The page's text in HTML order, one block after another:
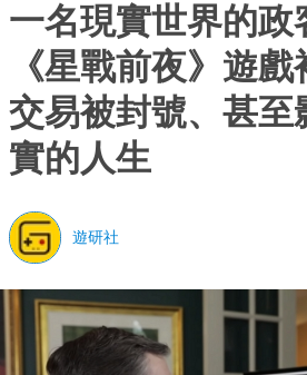
一名現實世界的政
《星戰前夜》遊
交易被封號、甚至
實的人生
遊研社